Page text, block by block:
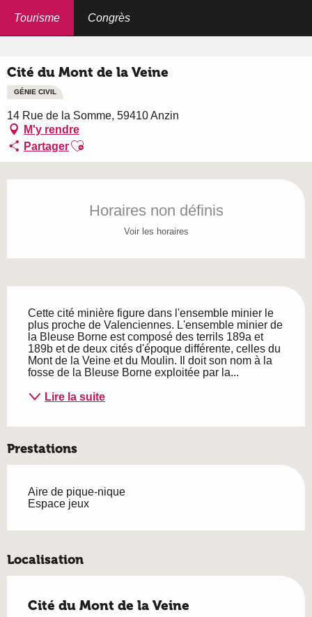
Tourisme Congrès
Cité du Mont de la Veine
GÉNIE CIVIL
14 Rue de la Somme, 59410 Anzin
M'y rendre
PartagerAjouter aux favoris
Horaires non définis
Voir les horaires
Cette cité minière figure dans l'ensemble minier le
plus proche de Valenciennes. L'ensemble minier de
la Bleuse Borne est composé des terrils 189a et
189b et de deux cités d'époque différente, celles du
Mont de la Veine et du Moulin. Il doit son nom à la
fosse de la Bleuse Borne exploitée par la...
Lire la suite
Prestations
Aire de pique-nique
Espace jeux
Localisation
Cité du Mont de la Veine